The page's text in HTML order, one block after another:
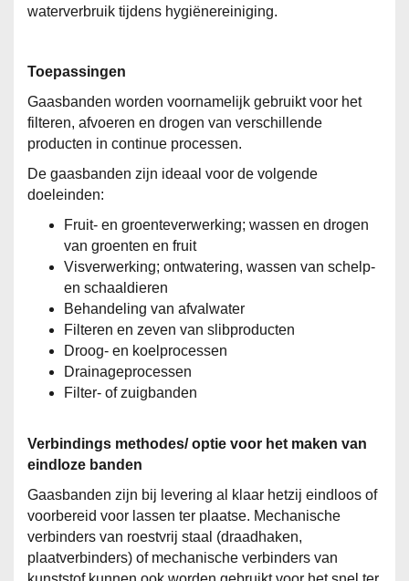
waterverbruik tijdens hygiënereiniging.
Toepassingen
Gaasbanden worden voornamelijk gebruikt voor het
filteren, afvoeren en drogen van verschillende
producten in continue processen.
De gaasbanden zijn ideaal voor de volgende
doeleinden:
Fruit- en groenteverwerking; wassen en drogen
van groenten en fruit
Visverwerking; ontwatering, wassen van schelp-
en schaaldieren
Behandeling van afvalwater
Filteren en zeven van slibproducten
Droog- en koelprocessen
Drainageprocessen
Filter- of zuigbanden
Verbindings methodes/ optie voor het maken van
eindloze banden
Gaasbanden zijn bij levering al klaar hetzij eindloos of
voorbereid voor lassen ter plaatse. Mechanische
verbinders van roestvrij staal (draadhaken,
plaatverbinders) of mechanische verbinders van